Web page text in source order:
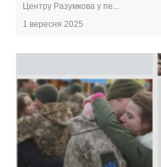
Центру Разумкова у пе...
1 вересня 2025